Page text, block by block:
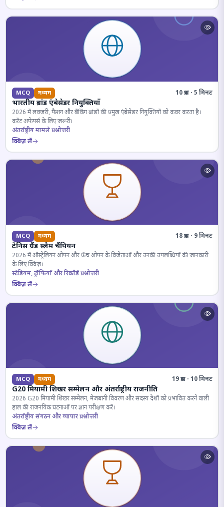
MCQ मध्यम 10 प्रश्न · 5 मिनट
भारतीय ब्रांड एंबेसेडर नियुक्तियाँ
2026 में लक्जरी, फैशन और बैंकिंग ब्रांडों की प्रमुख एंबेसेडर नियुक्तियों को कवर करता है।
करेंट अफेयर्स के लिए जरूरी।
अंतर्राष्ट्रीय मामले प्रश्नोत्तरी
क्विज़ लें
MCQ मध्यम 18 प्रश्न · 9 मिनट
टेनिस ग्रैंड स्लैम चैंपियन
2026 में ऑस्ट्रेलियन ओपन और फ्रेंच ओपन के विजेताओं और उनकी उपलब्धियों की जानकारी
के लिए क्विज़।
स्टेडियम, ट्रॉफियाँ और रिकॉर्ड प्रश्नोत्तरी
क्विज़ लें
MCQ मध्यम 19 प्रश्न · 10 मिनट
G20 मियामी शिखर सम्मेलन और अंतर्राष्ट्रीय राजनीति
2026 G20 मियामी शिखर सम्मेलन, मेजबानी विवरण और सदस्य देशों को प्रभावित करने वाली
हाल की राजनयिक घटनाओं पर ज्ञान परीक्षण करें।
अंतर्राष्ट्रीय संगठन और व्यापार प्रश्नोत्तरी
क्विज़ लें